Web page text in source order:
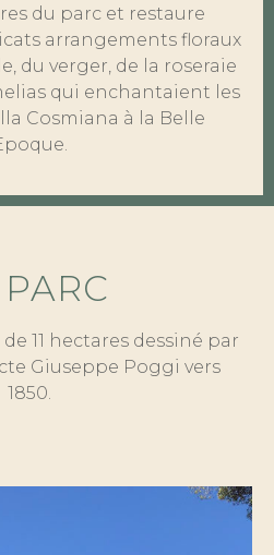
du parc et restaure
arrangements floraux
du verger, de la roseraie
qui enchantaient les
Cosmiana à la Belle
11 hectares dessiné par
Giuseppe Poggi vers
1850.